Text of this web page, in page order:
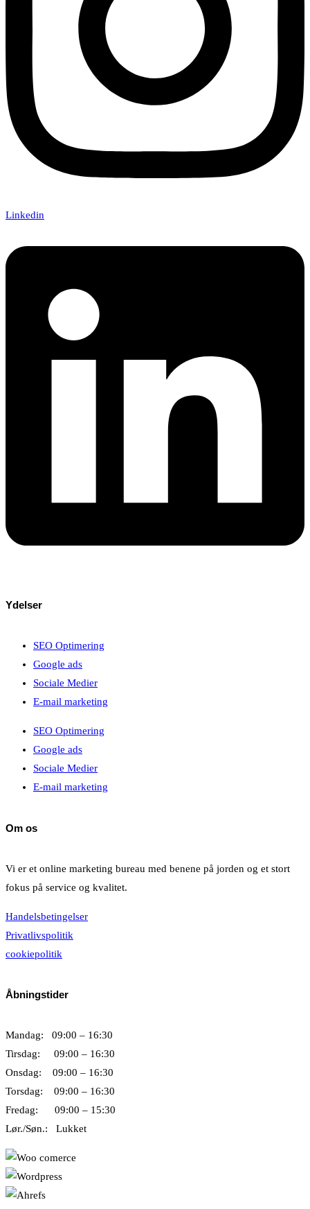
Linkedin
Ydelser
SEO Optimering
Google ads
Sociale Medier
E-mail marketing
SEO Optimering
Google ads
Sociale Medier
E-mail marketing
Om os
Vi er et online marketing bureau med benene på jorden og et stort
fokus på service og kvalitet.
Handelsbetingelser
Privatlivspolitik
cookiepolitik
Åbningstider
Mandag: 09:00 – 16:30
Tirsdag: 09:00 – 16:30
Onsdag: 09:00 – 16:30
Torsdag: 09:00 – 16:30
Fredag: 09:00 – 15:30
Lør./Søn.: Lukket